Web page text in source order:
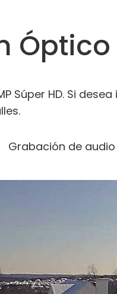
Óptico
Súper HD. Si
Grabación de audio